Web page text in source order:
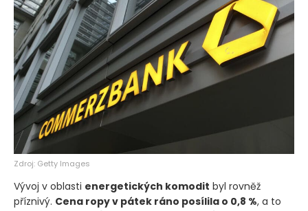
Zdroj: Getty Images
Vývoj v oblasti energetických komodit byl rovněž
příznivý. Cena ropy v pátek ráno posílila o 0,8 %, a to